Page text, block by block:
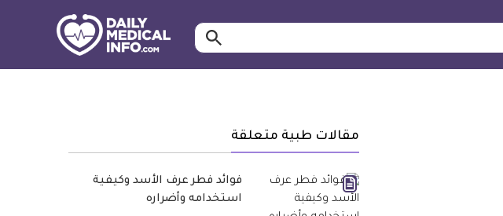
ابحث…
مقالات طبية متعلقة
فوائد فطر عرف الأسد وكيفية
استخدامه وأضراره